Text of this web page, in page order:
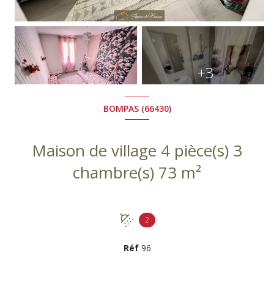
+3
BOMPAS (66430)
Maison de village 4 pièce(s) 3
chambre(s) 73 m²
2
Réf 96